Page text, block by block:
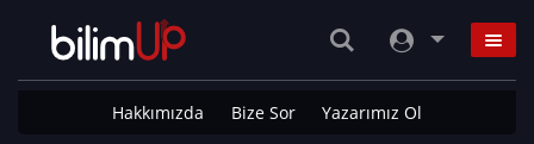
Hakkımızda Bize Sor Yazarımız Ol